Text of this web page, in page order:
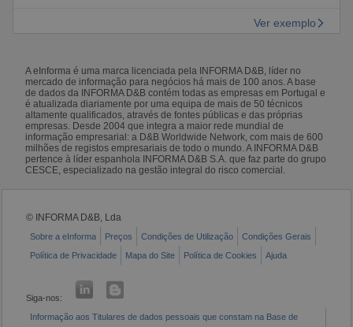
Ver exemplo
A eInforma é uma marca licenciada pela INFORMA D&B, líder no
mercado de informação para negócios há mais de 100 anos. A base
de dados da INFORMA D&B contém todas as empresas em Portugal e
é atualizada diariamente por uma equipa de mais de 50 técnicos
altamente qualificados, através de fontes públicas e das próprias
empresas. Desde 2004 que integra a maior rede mundial de
informação empresarial: a D&B Worldwide Network, com mais de 600
milhões de registos empresariais de todo o mundo. A INFORMA D&B
pertence à líder espanhola INFORMA D&B S.A. que faz parte do grupo
CESCE, especializado na gestão integral do risco comercial.
© INFORMA D&B, Lda
Sobre a eInforma Preços Condições de Utilização
Condições Gerais
Política de Privacidade
Mapa do Site Política de Cookies Ajuda
Siga-nos:
Informação aos Titulares de dados pessoais que constam na Base de